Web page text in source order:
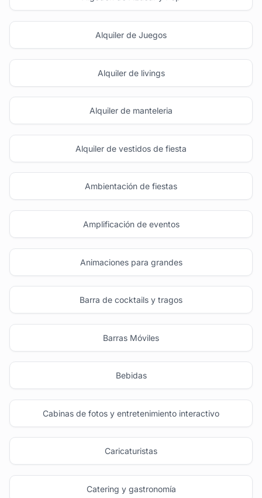
Alquiler de Juegos
Alquiler de livings
Alquiler de manteleria
Alquiler de vestidos de fiesta
Ambientación de fiestas
Amplificación de eventos
Animaciones para grandes
Barra de cocktails y tragos
Barras Móviles
Bebidas
Cabinas de fotos y entretenimiento interactivo
Caricaturistas
Catering y gastronomía